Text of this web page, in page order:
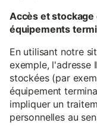
Accès et
équipements
En utilisant notre
exemple, l'adresse
stockées (par
équipement
impliquer un
personnelles au